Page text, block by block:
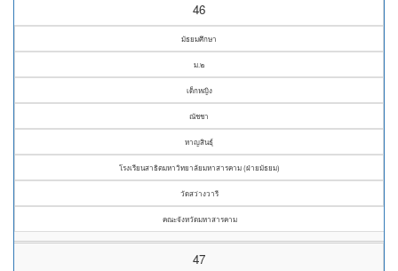
46
มัธยมศึกษา
ม.๒
เด็กหญิง
ณัชชา
หาญสินธุ์
โรงเรียนสาธิตมหาวิทยาลัยมหาสารคาม (ฝ่ายมัธยม)
วัดสว่างวารี
คณะจังหวัดมหาสารคาม
47